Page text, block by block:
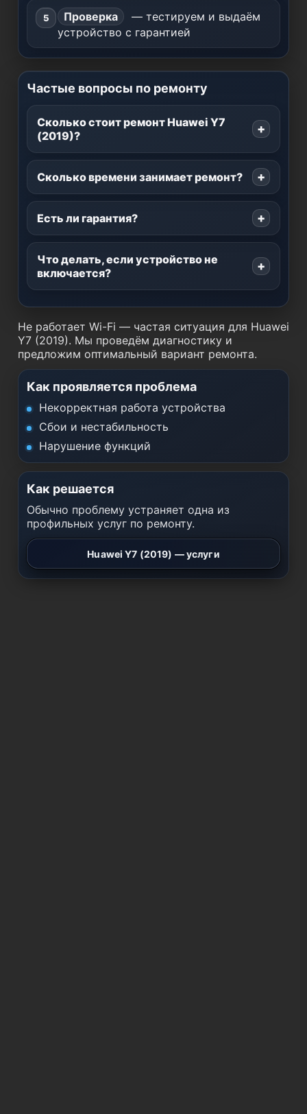
Проверка
— тестируем и выдаём
устройство с гарантией
Частые вопросы по ремонту
Сколько стоит ремонт Huawei Y7
(2019)?
Сколько времени занимает ремонт?
Есть ли гарантия?
Что делать, если устройство не
включается?
Не работает Wi-Fi — частая ситуация для Huawei
Y7 (2019). Мы проведём диагностику и
предложим оптимальный вариант ремонта.
Как проявляется проблема
Некорректная работа устройства
Сбои и нестабильность
Нарушение функций
Как решается
Обычно проблему устраняет одна из
профильных услуг по ремонту.
Huawei Y7 (2019) — услуги